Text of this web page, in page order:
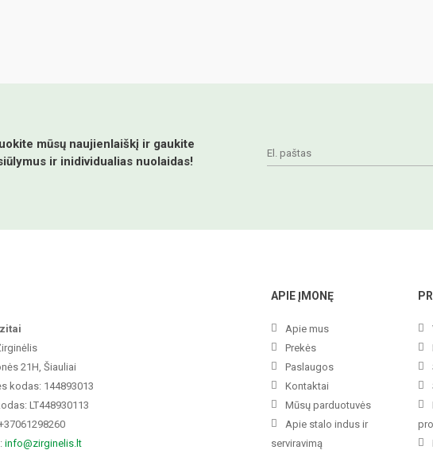
mūsų naujienlaiškį ir gaukite
ir inidividualias nuolaidas!
21H, Šiauliai
kodas: 144893013
LT448930113
info@zirginelis.lt
APIE ĮMONĘ
Apie mus
Prekės
Paslaugos
Kontaktai
Mūsų parduotuvės
Apie stalo indus ir
serviravimą